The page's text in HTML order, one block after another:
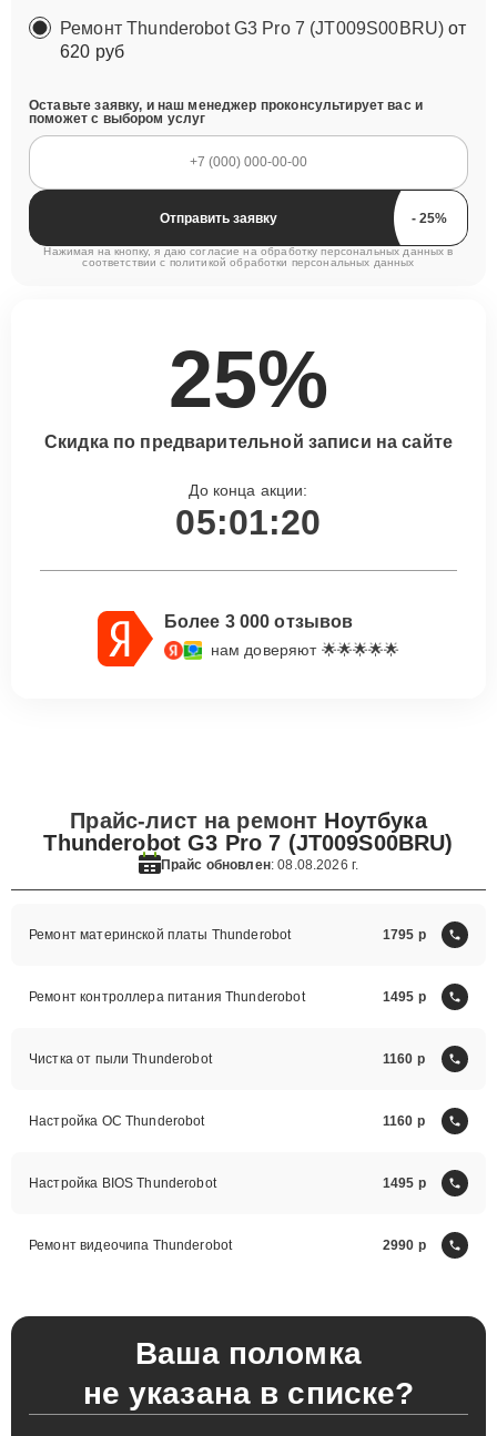
Ремонт Thunderobot G3 Pro 7 (JT009S00BRU)от
620 руб
Оставьте заявку, и наш менеджер проконсультирует вас и
поможет с выбором услуг
Отправить заявку
Нажимая на кнопку, я даю согласие на обработку персональных данных в
соответствии с политикой обработки персональных данных
25%
Скидка по предварительной записи на сайте
До конца акции:
05:01:19
Более 3 000 отзывов
нам доверяют 🌟🌟🌟🌟🌟
Прайс-лист на ремонт Ноутбука
Thunderobot G3 Pro 7 (JT009S00BRU)
Прайс обновлен: 08.08.2026 г.
Ремонт материнской платы Thunderobot 1795
Ремонт контроллера питания Thunderobot 1495
Чистка от пыли Thunderobot 1160
Настройка ОС Thunderobot 1160
Настройка BIOS Thunderobot 1495
Ремонт видеочипа Thunderobot 2990
Ваша поломка
не указана в списке?